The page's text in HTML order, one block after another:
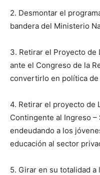
2. Desmontar el
bandera del Ministerio
3. Retirar el Proyecto de
ante el Congreso de la
convertirlo en política de
4. Retirar el proyecto de
Contingente al Ingreso –
endeudando a los
educación al sector
5. Girar en su totalidad